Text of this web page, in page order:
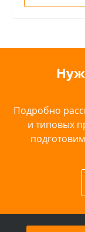
Подробно
и типовых